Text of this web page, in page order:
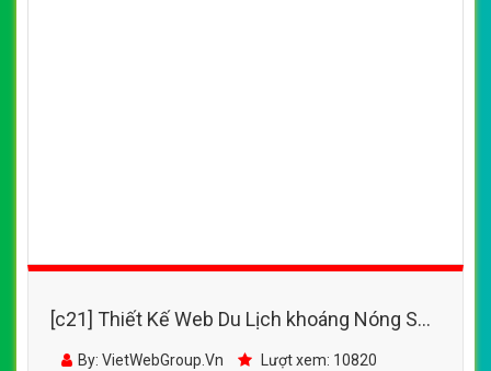
[c21] Thiết Kế Web Du Lịch khoáng Nóng Spa
Cam Ranh đẹp SEO nhanh hiệu quả
By: VietWebGroup.Vn Lượt xem: 10820